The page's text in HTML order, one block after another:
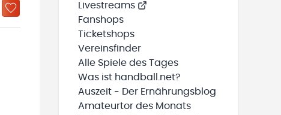
Livestreams
Fanshops
Ticketshops
Vereinsfinder
Alle Spiele des Tages
Was ist handball.net?
Auszeit - Der Ernährungsblog
Amateurtor des Monats